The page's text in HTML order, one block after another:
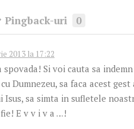
Pingback-uri 0
2013 la 17:22
spovada! Si voi cauta sa
Dumnezeu, sa faca acest
sa simta in sufletele
E v v i v a …!